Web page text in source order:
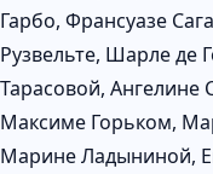
Гарбо, Франсуазе
Рузвельте, Шарле де
Тарасовой, Ангелине
Максиме Горьком,
Марине Ладыниной,